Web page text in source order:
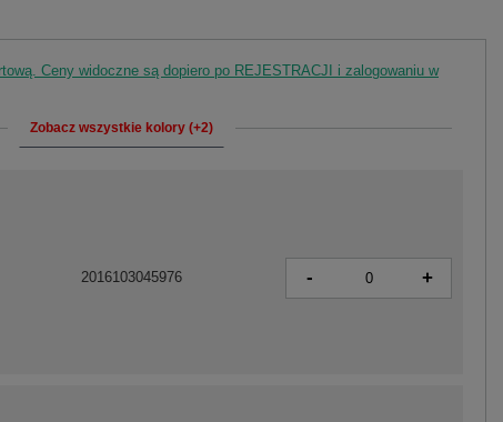
Ceny widoczne są dopiero po REJESTRACJI i zalogowaniu w
Zobacz wszystkie kolory (+2)
2016103045976 - +